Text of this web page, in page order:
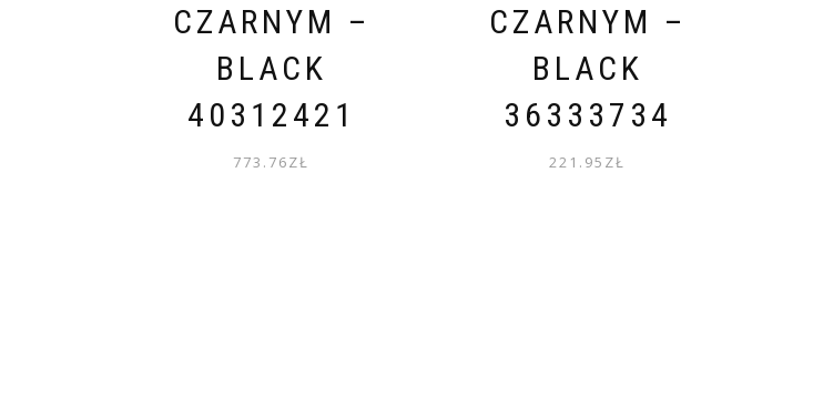
CZARNYM –
BLACK
40312421
773.76ZŁ
CZARNYM –
BLACK
36333734
221.95 ZŁ